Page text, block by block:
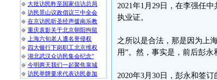
大批访民昨至国家信访总局
访民景山议政倡议三中全会
在京访民听圣经声援南乐教
重庆袁影关于北京朝阳拘留
上海六旬老人遭名誉侵权
四大银行下岗职工北京维权
湖北武汉众访民集会纪念“
今明两天我们一起聚焦泉城
访民举牌要求代表访民参加
2021年1月29日，在李强任
执业证。
之所以是合法，那是因为
用”。然，事实是，前后彭
2020年3月30日，彭永和签